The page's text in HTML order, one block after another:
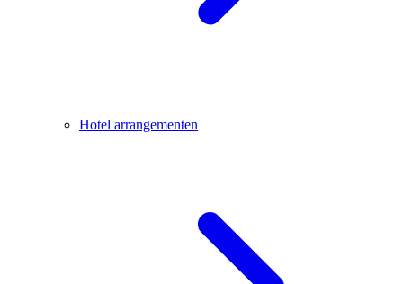
Hotel arrangementen